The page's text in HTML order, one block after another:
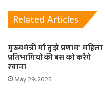
Related Articles
मुख्यमंत्री माँ तुझे प्रणाम’ महिला
प्रतिभागियों की बस को करेंगे
रवाना
May 29, 2025